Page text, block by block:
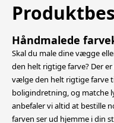
Håndmalede
Skal du male dine vægge
den helt rigtige farve? Der
vælge den helt rigtige farve
boligindretning,og matche
anbefaler vi altid at bestille
farven ser ud hjemme i din